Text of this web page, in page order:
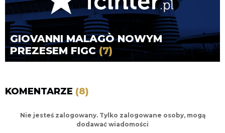
GIOVANNI MALAGÒ NOWYM
PREZESEM FIGC(7)
KOMENTARZE (8)
Nie jesteś zalogowany. Tylko zalogowane osoby, mogą
dodawać wiadomości